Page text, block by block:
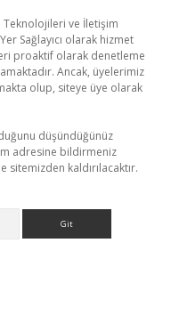
Teknolojileri ve İletişim
Sağlayıcı olarak hizmet
proaktif olarak denetleme
Ancak, üyelerimiz
olup, siteye üye olarak
düşündüğünüz
adresine bildirmeniz
kaldırılacaktır.